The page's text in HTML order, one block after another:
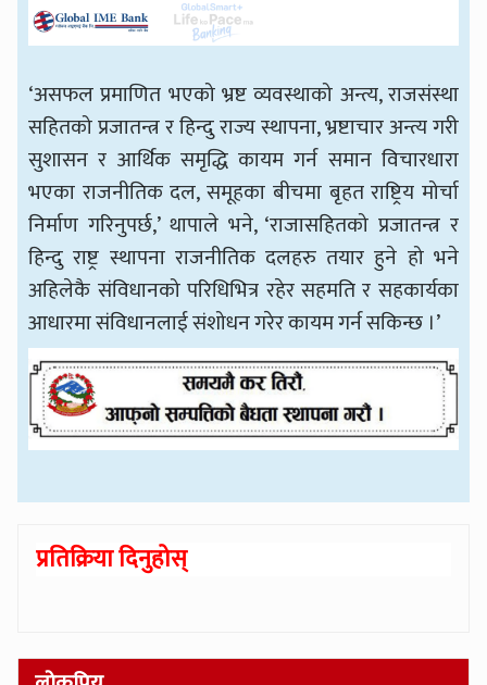
‘असफल प्रमाणित भएको भ्रष्ट व्यवस्थाको अन्त्य, राजसंस्था
सहितको प्रजातन्त्र र हिन्दु राज्य स्थापना, भ्रष्टाचार अन्त्य गरी
सुशासन र आर्थिक समृद्धि कायम गर्न समान विचारधारा
भएका राजनीतिक दल, समूहका बीचमा बृहत राष्ट्रिय मोर्चा
निर्माण गरिनुपर्छ,’ थापाले भने, ‘राजासहितको प्रजातन्त्र र
हिन्दु राष्ट्र स्थापना राजनीतिक दलहरु तयार हुने हो भने
अहिलेकै संविधानको परिधिभित्र रहेर सहमति र सहकार्यका
आधारमा संविधानलाई संशोधन गरेर कायम गर्न सकिन्छ ।’
प्रतिक्रिया दिनुहोस्